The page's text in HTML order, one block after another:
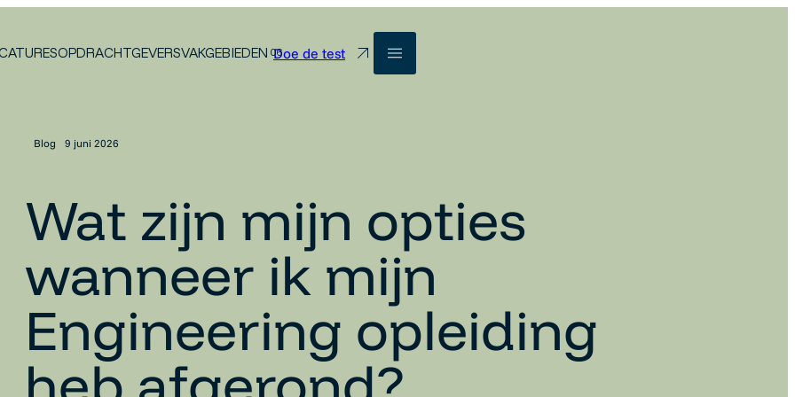
OPDRACHTGEVERSVAKGEBIEDEN Doe de test
Blog 9 juni 2026
Wat zijn mijn opties
wanneer ik mijn
Engineering opleiding